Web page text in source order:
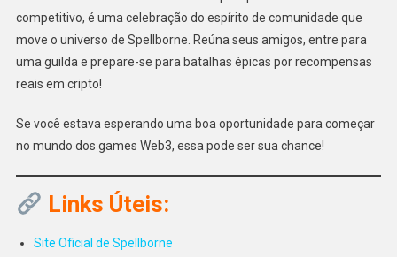
competitivo, é uma celebração do espírito de comunidade que
move o universo de Spellborne. Reúna seus amigos, entre para
uma guilda e prepare-se para batalhas épicas por recompensas
reais em cripto!
Se você estava esperando uma boa oportunidade para começar
no mundo dos games Web3, essa pode ser sua chance!
Links Úteis:
Site Oficial de Spellborne